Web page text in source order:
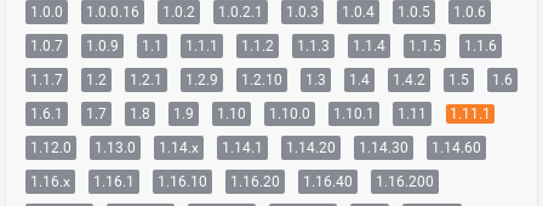
1.0.0
1.0.0.16 1.0.2 1.0.2.1 1.0.3 1.0.4 1.0.5
1.0.6
1.0.7
1.0.9 1.1 1.1.1 1.1.2 1.1.3 1.1.4 1.1.5
1.1.6
1.1.7
1.2 1.2.1 1.2.9 1.2.10 1.3 1.4 1.4.2 1.5
1.6
1.6.1
1.7 1.8 1.9 1.10 1.10.0 1.10.1 1.11
1.11.1
1.12.0
1.13.0 1.14.x 1.14.1 1.14.20 1.14.30
1.14.60
1.16.x
1.16.1 1.16.10 1.16.20 1.16.40
1.16.200